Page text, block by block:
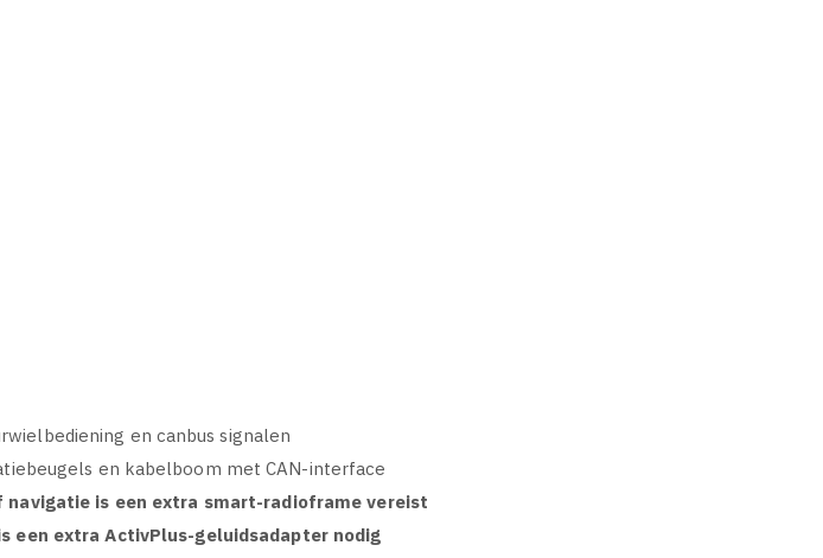
en canbus signalen
en kabelboom met CAN-interface
navigatie is een extra smart-radioframe vereist
een extra ActivPlus-geluidsadapter nodig